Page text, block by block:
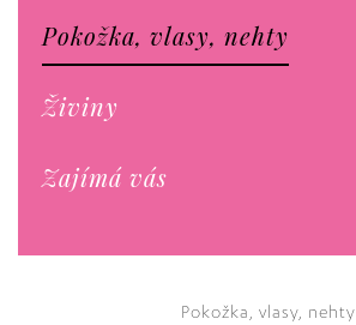
Pokožka, vlasy, nehty
Pokožka, vlasy, nehty
Živiny
Zajímá vás